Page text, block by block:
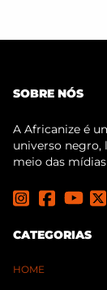
SOBRE NÓS
A Africanize é
universo
meio das
CATEGORIAS
HOME